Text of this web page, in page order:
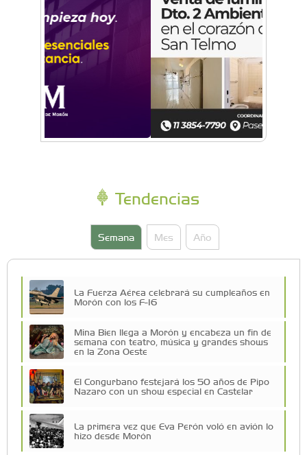
Tendencias
Semana Mes Año
La Fuerza Aérea celebrará su cumpleaños en
Morón con los F-16
Mina Bien llega a Morón y encabeza un fin de
semana con teatro, música y grandes shows
en la Zona Oeste
El Congurbano festejará los 50 años de Pipo
Nazaro con un show especial en Castelar
La primera vez que Eva Perón voló en avión lo
hizo desde Morón